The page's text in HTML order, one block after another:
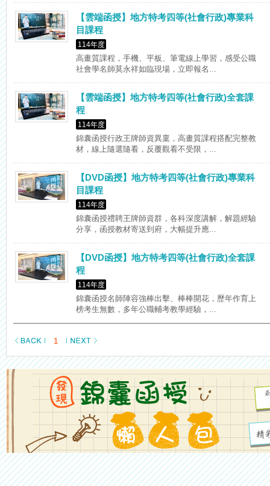
【雲端函授】地方特考四等(社會行政)專業科
目課程
114年度
高畫質課程，手機、平板、筆電線上學習，感受公職
社會學名師莫永祥如臨現場，立即報名...
【雲端函授】地方特考四等(社會行政)全套課
程
114年度
錦囊函授行政王牌師資異稟，高畫質課程搭配完整教
材，線上隨選隨看，反覆觀看不受限，...
【DVD函授】地方特考四等(社會行政)專業科
目課程
114年度
錦囊函授禮聘王牌師資群，各科深度講解，解題經驗
分享，函授教材寄送到府，大幅提升應...
【DVD函授】地方特考四等(社會行政)全套課
程
114年度
錦囊函授名師陣容強棒出擊、棒棒開花，歷年作育上
榜考生無數，多年公職輔考教學經驗，...
1